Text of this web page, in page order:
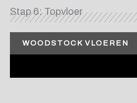
Stap 6: Topvloer
WOODSTOCK VLOEREN